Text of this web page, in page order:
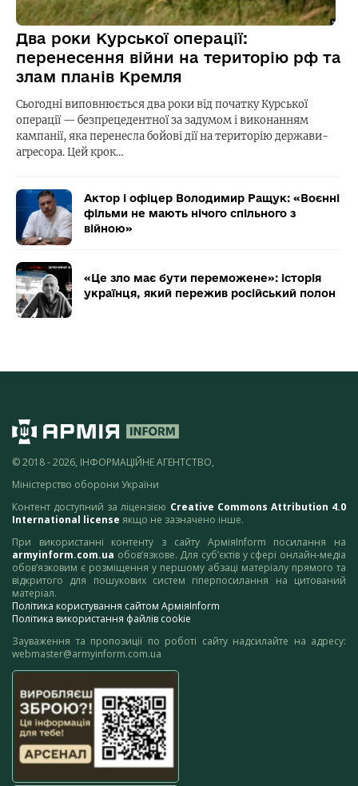
Два роки Курської операції:
перенесення війни на територію рф та
злам планів Кремля
Сьогодні виповнюється два роки від початку Курської
операції — безпрецедентної за задумом і виконанням
кампанії, яка перенесла бойові дії на територію держави-
агресора. Цей крок…
Актор і офіцер Володимир Ращук: «Воєнні
фільми не мають нічого спільного з
війною»
«Це зло має бути переможене»: історія
українця, який пережив російський полон
© 2018 - 2026, ІНФОРМАЦІЙНЕ АГЕНТСТВО,
Міністерство оборони України
Контент доступний за ліцензією Creative Commons Attribution 4.0
International license якщо не зазначено інше.
При використанні контенту з сайту АрміяInform посилання на
armyinform.com.ua обов’язкове. Для суб’єктів у сфері онлайн-медіа
обов’язковим є розміщення у першому абзаці матеріалу прямого та
відкритого для пошукових систем гіперпосилання на цитований
матеріал.
Політика користування сайтом АрміяInform
Політика використання файлів cookie
Зауваження та пропозиції по роботі сайту надсилайте на адресу:
webmaster@armyinform.com.ua